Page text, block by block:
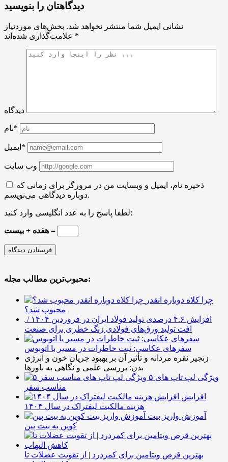
دیدگاهتان را بنویسید
نشانی ایمیل شما منتشر نخواهد شد. بخش‌های موردنیاز
*
دیدگاه
نام*
ایمیل*
وب سایت
ذخیره نام، ایمیل و وبسایت من در مرورگر برای زمانی که
دوباره دیدگاهی می‌نویسم.
لطفا پاسخ را به عدد انگلیسی وارد کنید:
هفده + بیست =
محبوب‌ترین مطالب مجله:
چرا کلاه دوباره انقدر
محبوب شد؟
افزایش ۴.۶ درصدی تولید فولاد ایران در فروردین ۱۴۰۴ /
افت تولید ورق‌های فولادی زنگ خطری برای صنعت
سفرهای عکاسی: ثبت خاطرات در مسیر با اتوبوس
زنجیر نقره مردانه و تأثیر آن بر بهبود جریان خون و انرژی
بدن: بررسی علمی و نگاهی به باورها
۵ ویژگی لپ تاپ های
مناسب سفر
افزایش
هزینه مالکیت لیفتراک در سال ۱۴۰۴
آموزش واریز بیت
کوین به بیت پین
بهترین قرص ویتامین برای کمردرد | از تقویت عضلات تا